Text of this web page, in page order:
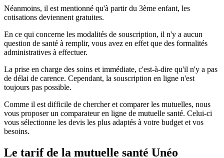
Néanmoins, il est mentionné qu'à partir du 3ème enfant, les
cotisations deviennent gratuites.
En ce qui concerne les modalités de souscription, il n'y a aucun
question de santé à remplir, vous avez en effet que des formalités
administratives à effectuer.
La prise en charge des soins et immédiate, c'est-à-dire qu'il n'y a pas
de délai de carence. Cependant, la souscription en ligne n'est
toujours pas possible.
Comme il est difficile de chercher et comparer les mutuelles, nous
vous proposer un comparateur en ligne de mutuelle santé. Celui-ci
vous sélectionne les devis les plus adaptés à votre budget et vos
besoins.
Le tarif de la mutuelle santé Unéo